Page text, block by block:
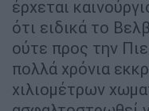
έρχεται
ότι ειδικά το
ούτε προς την
πολλά χρόνια
χιλιομέτρων